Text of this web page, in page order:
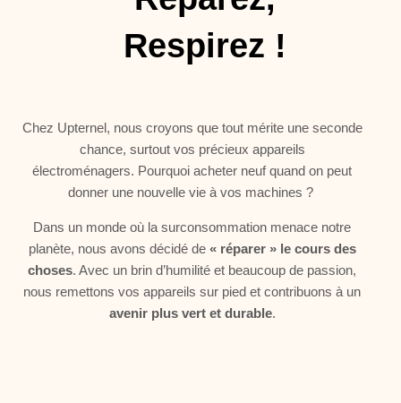
Respirez !
Chez Upternel, nous croyons que tout mérite une seconde
chance, surtout vos précieux appareils
électroménagers. Pourquoi acheter neuf quand on peut
donner une nouvelle vie à vos machines ?
Dans un monde où la surconsommation menace notre
planète, nous avons décidé de « réparer » le cours des
choses. Avec un brin d’humilité et beaucoup de passion,
nous remettons vos appareils sur pied et contribuons à un
avenir plus vert et durable.